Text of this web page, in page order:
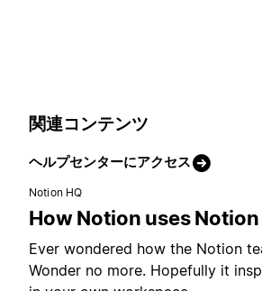
関連コンテンツ
ヘルプセンターにアクセス
Notion HQ
How Notion uses Notion
Ever wondered how the Notion
Wonder no more. Hopefully it